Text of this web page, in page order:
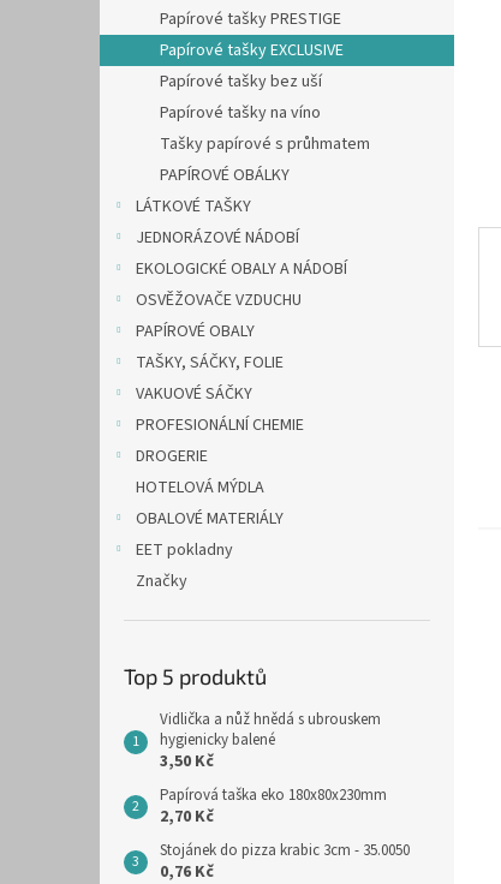
e
l
Papírové tašky PRESTIGE
Papírové tašky EXCLUSIVE
Papírové tašky bez uší
Papírové tašky na víno
Tašky papírové s průhmatem
PAPÍROVÉ OBÁLKY
LÁTKOVÉ TAŠKY
JEDNORÁZOVÉ NÁDOBÍ
EKOLOGICKÉ OBALY A NÁDOBÍ
OSVĚŽOVAČE VZDUCHU
PAPÍROVÉ OBALY
TAŠKY, SÁČKY, FOLIE
VAKUOVÉ SÁČKY
PROFESIONÁLNÍ CHEMIE
DROGERIE
HOTELOVÁ MÝDLA
OBALOVÉ MATERIÁLY
EET pokladny
Značky
Top 5 produktů
Vidlička a nůž hnědá s ubrouskem
hygienicky balené
3,50 Kč
Papírová taška eko 180x80x230mm
2,70 Kč
Stojánek do pizza krabic 3cm - 35.0050
0,76 Kč